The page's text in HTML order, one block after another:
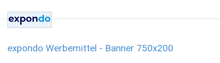
expondo Werbemittel - Banner 750x200